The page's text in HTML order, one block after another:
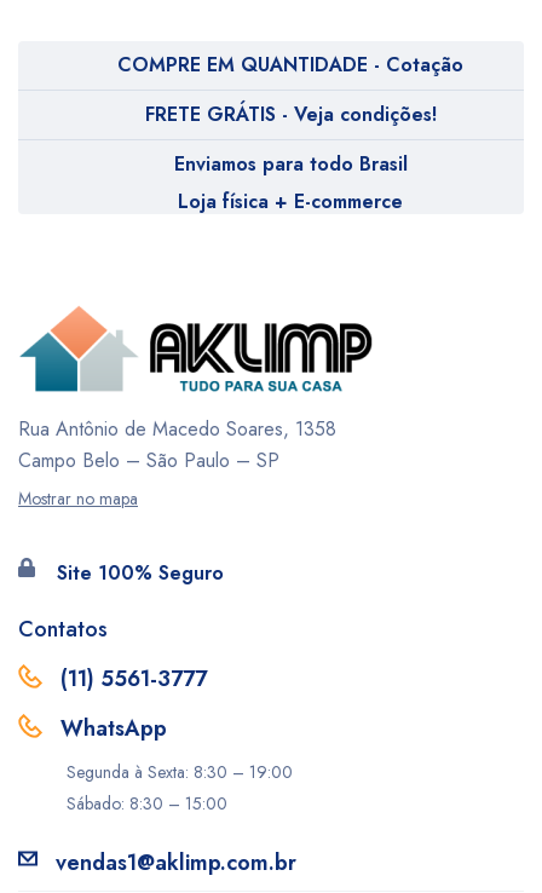
COMPRE EM QUANTIDADE - Cotação
FRETE GRÁTIS - Veja condições!
Enviamos para todo Brasil
Loja física + E-commerce
Rua Antônio de Macedo Soares, 1358
Campo Belo – São Paulo – SP
Mostrar no mapa
Site 100% Seguro
Contatos
(11) 5561-3777
WhatsApp
Segunda à Sexta: 8:30 – 19:00
Sábado: 8:30 – 15:00
vendas1@aklimp.com.br